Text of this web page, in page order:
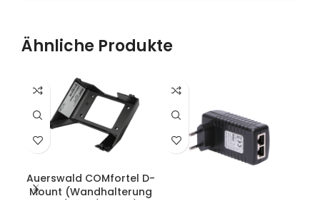
Ähnliche Produkte
Auerswald COMfortel D-
Mount (Wandhalterung